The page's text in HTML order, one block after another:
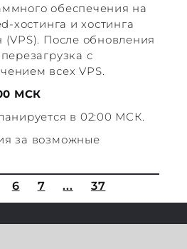
обеспечения на
хостинга и хостинга
После обновления
с
всех VPS.
МСК
в 02:00 МСК.
за возможные
6 7 ... 37